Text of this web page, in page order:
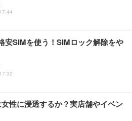
ランバーサポート付き 腰サポート ガ
降 360度回転 キャスター付き コンパク
Monitor 24” Essential ゲーミン
24.5インチ 1ms FHD 量子ドット 残
入【Amazon.co.jp限定】
安SIMを使う！SIMロック解除をや
性に浸透するか？実店舗やイベン